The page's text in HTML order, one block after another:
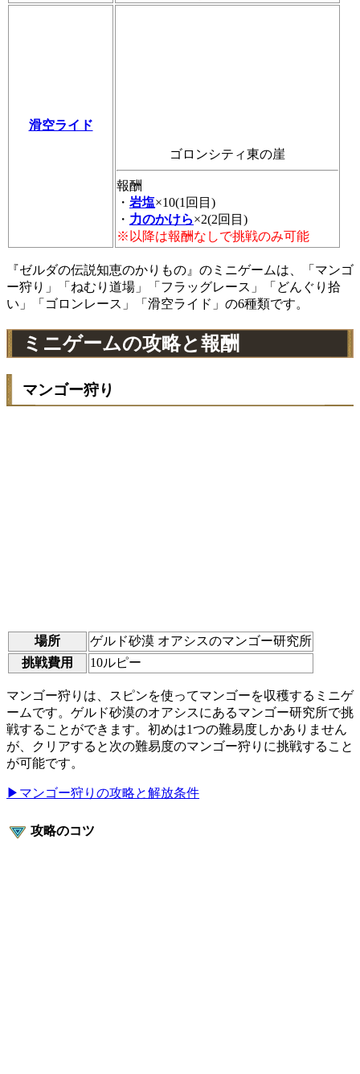
滑空ライド
ゴロンシティ東の崖
報酬
・ 岩塩×10(1回目)
・ 力のかけら×2(2回目)
※以降は報酬なしで挑戦のみ可能
『ゼルダの伝説知恵のかりもの』のミニゲームは、「マンゴ
ー狩り」「ねむり道場」「フラッグレース」「どんぐり拾
い」「ゴロンレース」「滑空ライド」の6種類です。
ミニゲームの攻略と報酬
マンゴー狩り
場所
ゲルド砂漠 オアシスのマンゴー研究所
挑戦費用
10ルピー
マンゴー狩りは、スピンを使ってマンゴーを収穫するミニゲ
ームです。ゲルド砂漠のオアシスにあるマンゴー研究所で挑
戦することができます。初めは1つの難易度しかありません
が、クリアすると次の難易度のマンゴー狩りに挑戦すること
が可能です。
▶マンゴー狩りの攻略と解放条件
攻略のコツ